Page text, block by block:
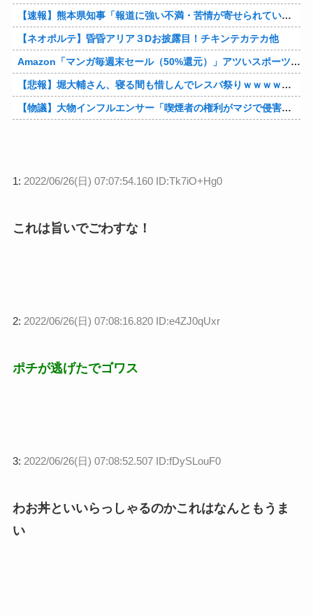
【速報】熊本県知事「報道に強い不満・苦情が寄せられている」→TBSの報道特集がまさにそれな件他
【ネオポルテ】昏昏アリア３Dお披露目！チキンテカテカ他
Amazon「マンガ毎週末セール（50%還元）」アツいスポーツマンガ祭り最終日到来！！！他
【悲報】堀大輔さん、寝る間も惜しんでレスバ祭りｗｗｗｗｗｗｗｗｗｗｗｗｗｗｗｗｗｗｗｗｗｗｗｗ他
【物議】大物インフルエンサー「喫煙者の権利がマジで侵害されてる。いくら税金払ってるんだ」他
1: 2022/06/26(日) 07:07:54.160 ID:Tk7iO+Hg0
これは旨いでごわすな！
2: 2022/06/26(日) 07:08:16.820 ID:e4ZJ0qUxr
ポチが逃げたでゴワス
3: 2022/06/26(日) 07:08:52.507 ID:fDySLouF0
わお丼といいらっしゃるのかこれはなんともうま
い